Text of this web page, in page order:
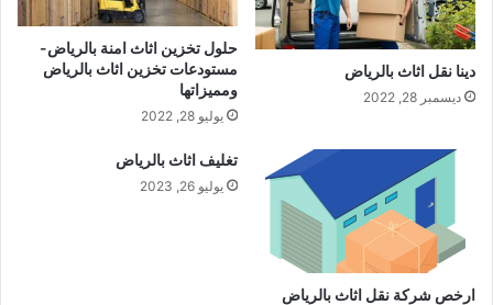
دينا نقل اثاث بالرياض
ديسمبر 28, 2022
حلول تخزين اثاث امنة بالرياض-
مستودعات تخزين اثاث بالرياض
ومميزاتها
يوليو 28, 2022
ارخص شركة نقل اثاث بالرياض
تغليف اثاث بالرياض
يوليو 26, 2023